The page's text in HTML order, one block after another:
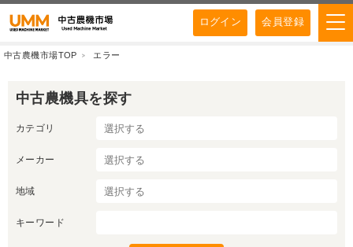
ログイン 会員登録
中古農機市場TOP エラー
中古農機具を探す
カテゴリ
メーカー
地域
キーワード